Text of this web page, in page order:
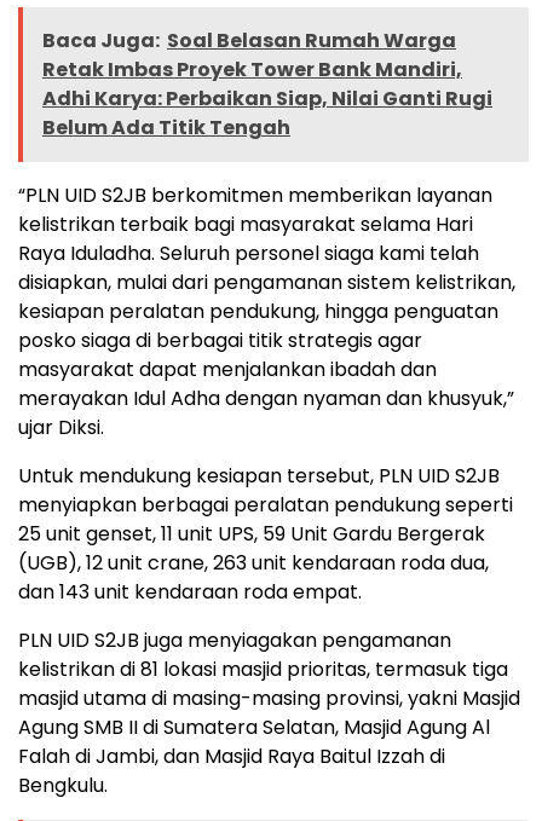
Baca Juga: Soal Belasan Rumah Warga
Retak Imbas Proyek Tower Bank Mandiri,
Adhi Karya: Perbaikan Siap, Nilai Ganti Rugi
Belum Ada Titik Tengah
“PLN UID S2JB berkomitmen memberikan layanan
kelistrikan terbaik bagi masyarakat selama Hari
Raya Iduladha. Seluruh personel siaga kami telah
disiapkan, mulai dari pengamanan sistem kelistrikan,
kesiapan peralatan pendukung, hingga penguatan
posko siaga di berbagai titik strategis agar
masyarakat dapat menjalankan ibadah dan
merayakan Idul Adha dengan nyaman dan khusyuk,”
ujar Diksi.
Untuk mendukung kesiapan tersebut, PLN UID S2JB
menyiapkan berbagai peralatan pendukung seperti
25 unit genset, 11 unit UPS, 59 Unit Gardu Bergerak
(UGB), 12 unit crane, 263 unit kendaraan roda dua,
dan 143 unit kendaraan roda empat.
PLN UID S2JB juga menyiagakan pengamanan
kelistrikan di 81 lokasi masjid prioritas, termasuk tiga
masjid utama di masing-masing provinsi, yakni Masjid
Agung SMB II di Sumatera Selatan, Masjid Agung Al
Falah di Jambi, dan Masjid Raya Baitul Izzah di
Bengkulu.